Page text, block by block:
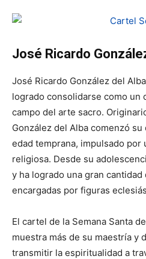
José Ricardo
José Ricardo González del
logrado consolidarse como un
campo del arte sacro.
González del Alba comenzó
edad temprana, impulsado por
religiosa. Desde su
y ha logrado una gran
encargadas por figuras
El cartel de la Semana Santa
muestra más de su maestría y
transmitir la espiritualidad a